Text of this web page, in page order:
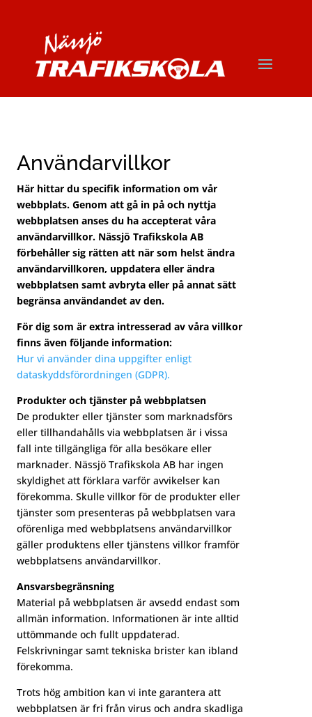
Användarvillkor
Här hittar du specifik information om vår
webbplats. Genom att gå in på och nyttja
webbplatsen anses du ha accepterat våra
användarvillkor. Nässjö Trafikskola AB
förbehåller sig rätten att när som helst ändra
användarvillkoren, uppdatera eller ändra
webbplatsen samt avbryta eller på annat sätt
begränsa användandet av den.
För dig som är extra intresserad av våra villkor
finns även följande information:
Hur vi använder dina uppgifter enligt
dataskyddsförordningen (GDPR).
Produkter och tjänster på webbplatsen
De produkter eller tjänster som marknadsförs
eller tillhandahålls via webbplatsen är i vissa
fall inte tillgängliga för alla besökare eller
marknader. Nässjö Trafikskola AB har ingen
skyldighet att förklara varför avvikelser kan
förekomma. Skulle villkor för de produkter eller
tjänster som presenteras på webbplatsen vara
oförenliga med webbplatsens användarvillkor
gäller produktens eller tjänstens villkor framför
webbplatsens användarvillkor.
Ansvarsbegränsning
Material på webbplatsen är avsedd endast som
allmän information. Informationen är inte alltid
uttömmande och fullt uppdaterad.
Felskrivningar samt tekniska brister kan ibland
förekomma.
Trots hög ambition kan vi inte garantera att
webbplatsen är fri från virus och andra skadliga